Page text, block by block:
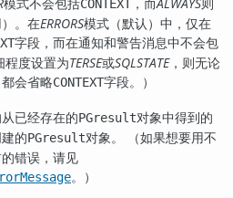
CONTEXT
。在ERRORS模式（默认）中，仅在
字段，而在通知和警告消息中不会包
程度设置为TERSE或SQLSTATE，则无论
会省略CONTEXT字段。）
已经存在的PGresult对象中得到的
的PGresult对象。 （如果想要用不
错误，请见
。）